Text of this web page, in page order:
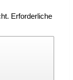
Erforderliche